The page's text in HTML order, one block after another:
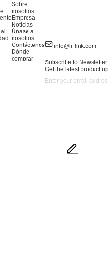
Sobre
nosotros
Empresa
Noticias
Únase a
nosotros
Contáctenos
Dónde
comprar
info@lr-link.com
Subscribe to Newsletter
Get the latest product